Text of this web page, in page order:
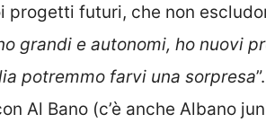
progetti futuri, che non
grandi e autonomi, ho nuovi
potremmo farvi una sorpresa
Al Bano (c’è anche Albano